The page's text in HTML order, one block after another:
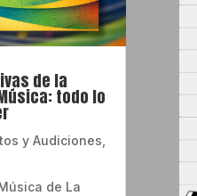
de la
todo lo
y Audiciones
de La